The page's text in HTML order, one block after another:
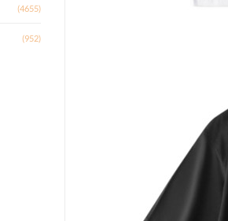
(4655)
(952)